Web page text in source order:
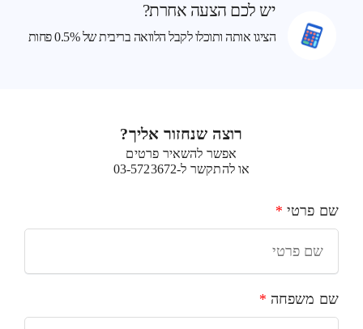
יש לכם הצעה אחרת?
הציגו אותה ותוכלו לקבל הלוואה בריבית של 0.5% פחות
רוצה שנחזור אליך?
אפשר להשאיר פרטים
או להתקשר ל-03-5723672
שם פרטי *
שם משפחה *